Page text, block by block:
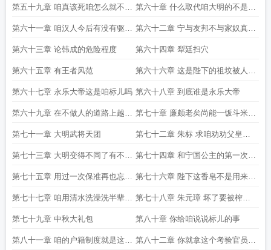
冷静
第五十九章 咱真该死咱怎么就不能
收收脾气呢
第六十章 什么取代咱大明的不是汉
人是清鞑子
第六十一章 咱汉人今后有没有驱除
鞑虏恢复中华
第六十二章 宁与友邦不与家奴真恬
不知耻
第六十三章 论韩成的危险程度 第六十四章 犁廷扫穴
第六十五章 有王者风范 第六十六章 这是陛下的祖坟被人刨
了
第六十七章 永乐大帝这是咱标儿吗 第六十八章 到底谁是永乐大帝
第六十九章 在不做人的道路上越走
越远
第七十章 廉颇老矣尚能一饭斗米肉
十斤
第七十一章 大明武将天团 第七十二章 朱标 求咱劝劝父皇那
犁庭扫穴的意见就是我提的
第七十三章 大明变得不同了有不得
了的事正在发生
第七十四章 和宁国公主的第一次约
会求追读
第七十五章 用过一次保准再也忘不
掉韩公子
第七十六章 陛下这香皂不是用来吃
的
第七十七章 咱用清水洗澡洗半辈子
了用什么香皂死都不用嘶
第七十八章 朱元璋 坏了要被榨干
了
第七十九章 中秋大礼包 第八十章 你给咱说说标儿的事
第八十一章 咱的户籍制度就是这样 第八十二章 你就拿这个考验官员有